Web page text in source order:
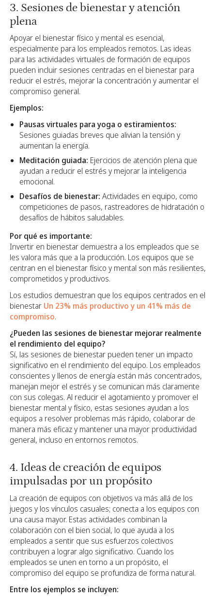
3. Sesiones de bienestar y atención
plena
Apoyar el bienestar físico y mental es esencial,
especialmente para los empleados remotos. Las ideas
para las actividades virtuales de formación de equipos
pueden incluir sesiones centradas en el bienestar para
reducir el estrés, mejorar la concentración y aumentar el
compromiso general.
Ejemplos:
Pausas virtuales para yoga o estiramientos:
Sesiones guiadas breves que alivian la tensión y
aumentan la energía.
Meditación guiada: Ejercicios de atención plena que
ayudan a reducir el estrés y mejorar la inteligencia
emocional.
Desafíos de bienestar: Actividades en equipo, como
competiciones de pasos, rastreadores de hidratación o
desafíos de hábitos saludables.
Por qué es importante:
Invertir en bienestar demuestra a los empleados que se
les valora más que a la producción. Los equipos que se
centran en el bienestar físico y mental son más resilientes,
comprometidos y productivos.
Los estudios demuestran que los equipos centrados en el
bienestar Un 23% más productivo y un 41% más de
compromiso.
¿Pueden las sesiones de bienestar mejorar realmente
el rendimiento del equipo?
Sí, las sesiones de bienestar pueden tener un impacto
significativo en el rendimiento del equipo. Los empleados
conscientes y llenos de energía están más concentrados,
manejan mejor el estrés y se comunican más claramente
con sus colegas. Al reducir el agotamiento y promover el
bienestar mental y físico, estas sesiones ayudan a los
equipos a resolver problemas más rápido, colaborar de
manera más eficaz y mantener una mayor productividad
general, incluso en entornos remotos.
4. Ideas de creación de equipos
impulsadas por un propósito
La creación de equipos con objetivos va más allá de los
juegos y los vínculos casuales; conecta a los equipos con
una causa mayor. Estas actividades combinan la
colaboración con el bien social, lo que ayuda a los
empleados a sentir que sus esfuerzos colectivos
contribuyen a lograr algo significativo. Cuando los
empleados se unen en torno a un propósito, el
compromiso del equipo se profundiza de forma natural.
Entre los ejemplos se incluyen: